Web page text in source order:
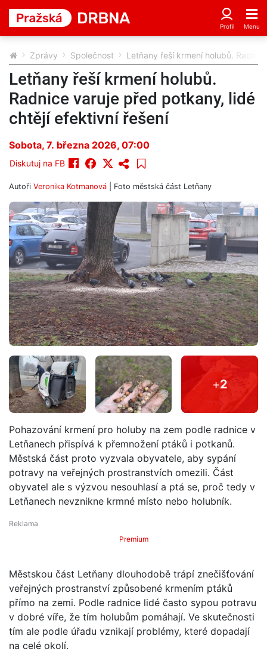
Zprávy Společnost Letňany řeší krmení holubů.
Letňany řeší krmení holubů.
Radnice varuje před potkany, lidé
chtějí efektivní řešení
Sobota, 7. března 2026, 07:00
Diskutuj na FB
Autoři Veronika Kotmanová | Foto městská část Letňany
+2
Pohazování krmení pro holuby na zem podle radnice v
Letňanech přispívá k přemnožení ptáků i potkanů.
Městská část proto vyzvala obyvatele, aby sypání
potravy na veřejných prostranstvích omezili. Část
obyvatel ale s výzvou nesouhlasí a ptá se, proč tedy v
Letňanech nevznikne krmné místo nebo holubník.
Premium
Městskou část Letňany dlouhodobě trápí znečišťování
veřejných prostranství způsobené krmením ptáků
přímo na zemi. Podle radnice lidé často sypou potravu
v dobré víře, že tím holubům pomáhají. Ve skutečnosti
tím ale podle úřadu vznikají problémy, které dopadají
na celé okolí.